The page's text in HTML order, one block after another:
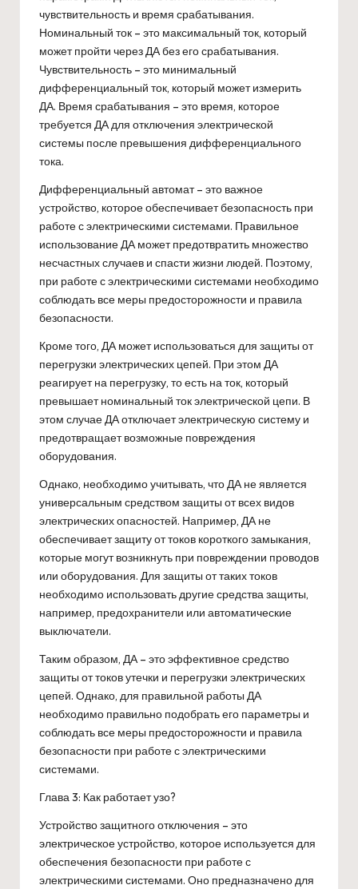
чувствительность и время срабатывания.
Номинальный ток – это максимальный ток, который
может пройти через ДА без его срабатывания.
Чувствительность – это минимальный
дифференциальный ток, который может измерить
ДА. Время срабатывания – это время, которое
требуется ДА для отключения электрической
системы после превышения дифференциального
тока.
Дифференциальный автомат – это важное
устройство, которое обеспечивает безопасность при
работе с электрическими системами. Правильное
использование ДА может предотвратить множество
несчастных случаев и спасти жизни людей. Поэтому,
при работе с электрическими системами необходимо
соблюдать все меры предосторожности и правила
безопасности.
Кроме того, ДА может использоваться для защиты от
перегрузки электрических цепей. При этом ДА
реагирует на перегрузку, то есть на ток, который
превышает номинальный ток электрической цепи. В
этом случае ДА отключает электрическую систему и
предотвращает возможные повреждения
оборудования.
Однако, необходимо учитывать, что ДА не является
универсальным средством защиты от всех видов
электрических опасностей. Например, ДА не
обеспечивает защиту от токов короткого замыкания,
которые могут возникнуть при повреждении проводов
или оборудования. Для защиты от таких токов
необходимо использовать другие средства защиты,
например, предохранители или автоматические
выключатели.
Таким образом, ДА – это эффективное средство
защиты от токов утечки и перегрузки электрических
цепей. Однако, для правильной работы ДА
необходимо правильно подобрать его параметры и
соблюдать все меры предосторожности и правила
безопасности при работе с электрическими
системами.
Глава 3: Как работает узо?
Устройство защитного отключения – это
электрическое устройство, которое используется для
обеспечения безопасности при работе с
электрическими системами. Оно предназначено для